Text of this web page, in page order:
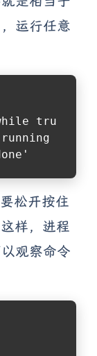
运行任意
tru
松开按住
样，进程
观察命令